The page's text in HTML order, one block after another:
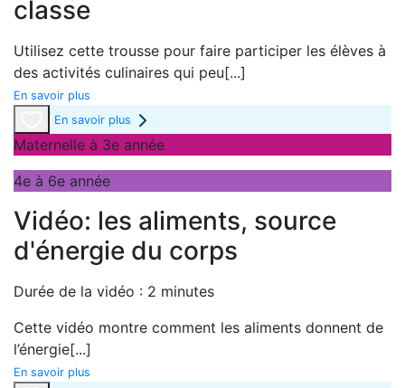
classe
Utilisez cette trousse pour faire participer les élèves à
des activités culinaires qui peu[...]
En savoir plus
En savoir plus
Maternelle à 3e année
4e à 6e année
Vidéo: les aliments, source
d'énergie du corps
Durée de la vidéo : 2 minutes
Cette vidéo montre comment les aliments donnent de
l’énergie[...]
En savoir plus